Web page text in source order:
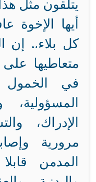
يتلقون مثل
أيها الإخوة
كل بلاء.. إن
متعاطيها
في الخمول
الإدراك،
مرورية
المدمن